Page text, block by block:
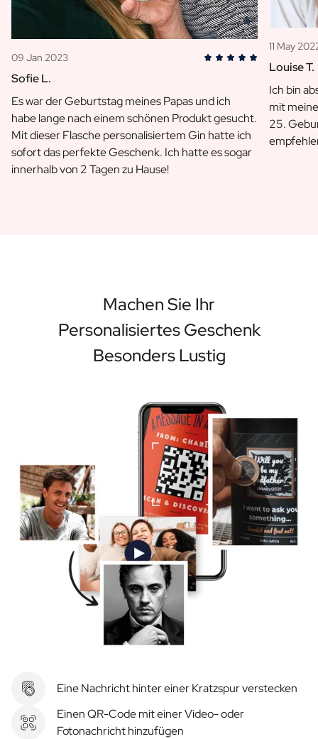
09 Jan 2023
Sofie L.
Es war der Geburtstag meines Papas und ich
habe lange nach einem schönen Produkt gesucht.
Mit dieser Flasche personalisiertem Gin hatte ich
sofort das perfekte Geschenk. Ich hatte es sogar
innerhalb von 2 Tagen zu Hause!
11 May
Louise T.
Ich bin
mit
25.
Machen Sie Ihr
Personalisiertes Geschenk
Besonders Lustig
Eine Nachricht hinter einer Kratzspur verstecken
Einen QR-Code mit einer Video- oder
Fotonachricht hinzufügen